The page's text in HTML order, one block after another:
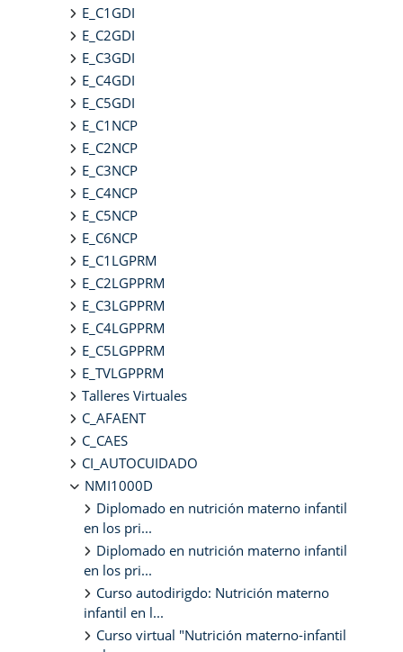
E_C1GDI
E_C2GDI
E_C3GDI
E_C4GDI
E_C5GDI
E_C1NCP
E_C2NCP
E_C3NCP
E_C4NCP
E_C5NCP
E_C6NCP
E_C1LGPRM
E_C2LGPPRM
E_C3LGPPRM
E_C4LGPPRM
E_C5LGPPRM
E_TVLGPPRM
Talleres Virtuales
C_AFAENT
C_CAES
CI_AUTOCUIDADO
NMI1000D
Diplomado en nutrición materno infantil
en los pri...
Diplomado en nutrición materno infantil
en los pri...
Curso autodirigdo: Nutrición materno
infantil en l...
Curso virtual "Nutrición materno-infantil